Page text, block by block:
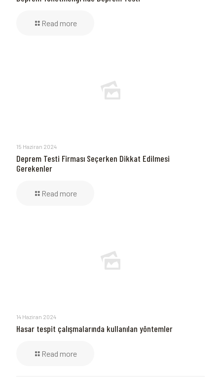
Read more
15 Haziran 2024
Deprem Testi Firması Seçerken Dikkat Edilmesi
Gerekenler
Read more
14 Haziran 2024
Hasar tespit çalışmalarında kullanılan yöntemler
Read more